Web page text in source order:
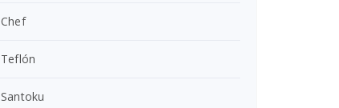
Chef
Teflón
Santoku